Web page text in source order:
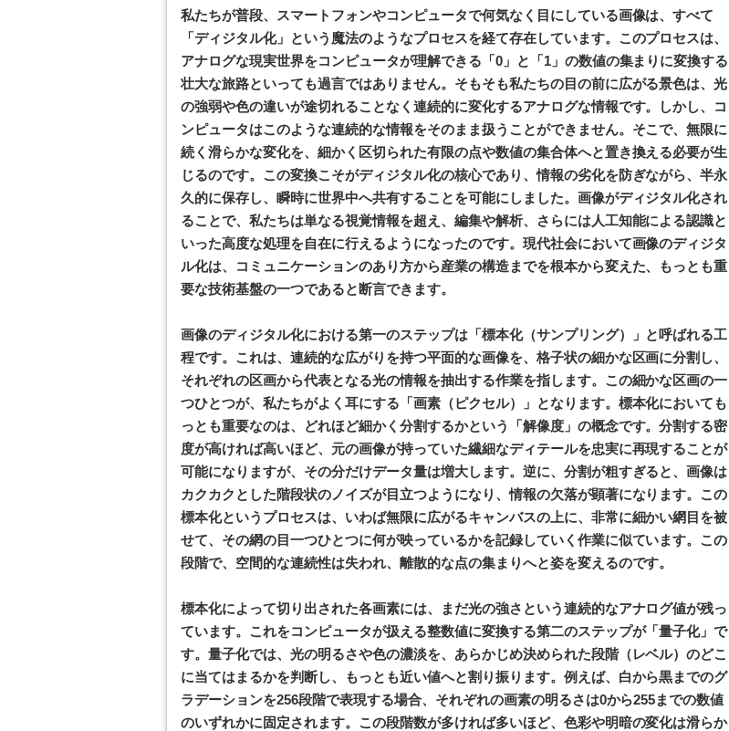
私たちが普段、スマートフォンやコンピュータで何気なく目にしている画像は、すべて
「ディジタル化」という魔法のようなプロセスを経て存在しています。このプロセスは、
アナログな現実世界をコンピュータが理解できる「0」と「1」の数値の集まりに変換する
壮大な旅路といっても過言ではありません。そもそも私たちの目の前に広がる景色は、光
の強弱や色の違いが途切れることなく連続的に変化するアナログな情報です。しかし、コ
ンピュータはこのような連続的な情報をそのまま扱うことができません。そこで、無限に
続く滑らかな変化を、細かく区切られた有限の点や数値の集合体へと置き換える必要が生
じるのです。この変換こそがディジタル化の核心であり、情報の劣化を防ぎながら、半永
久的に保存し、瞬時に世界中へ共有することを可能にしました。画像がディジタル化され
ることで、私たちは単なる視覚情報を超え、編集や解析、さらには人工知能による認識と
いった高度な処理を自在に行えるようになったのです。現代社会において画像のディジタ
ル化は、コミュニケーションのあり方から産業の構造までを根本から変えた、もっとも重
要な技術基盤の一つであると断言できます。
画像のディジタル化における第一のステップは「標本化（サンプリング）」と呼ばれる工
程です。これは、連続的な広がりを持つ平面的な画像を、格子状の細かな区画に分割し、
それぞれの区画から代表となる光の情報を抽出する作業を指します。この細かな区画の一
つひとつが、私たちがよく耳にする「画素（ピクセル）」となります。標本化においても
っとも重要なのは、どれほど細かく分割するかという「解像度」の概念です。分割する密
度が高ければ高いほど、元の画像が持っていた繊細なディテールを忠実に再現することが
可能になりますが、その分だけデータ量は増大します。逆に、分割が粗すぎると、画像は
カクカクとした階段状のノイズが目立つようになり、情報の欠落が顕著になります。この
標本化というプロセスは、いわば無限に広がるキャンバスの上に、非常に細かい網目を被
せて、その網の目一つひとつに何が映っているかを記録していく作業に似ています。この
段階で、空間的な連続性は失われ、離散的な点の集まりへと姿を変えるのです。
標本化によって切り出された各画素には、まだ光の強さという連続的なアナログ値が残っ
ています。これをコンピュータが扱える整数値に変換する第二のステップが「量子化」で
す。量子化では、光の明るさや色の濃淡を、あらかじめ決められた段階（レベル）のどこ
に当てはまるかを判断し、もっとも近い値へと割り振ります。例えば、白から黒までのグ
ラデーションを256段階で表現する場合、それぞれの画素の明るさは0から255までの数値
のいずれかに固定されます。この段階数が多ければ多いほど、色彩や明暗の変化は滑らか